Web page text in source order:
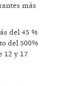
más
del 45 %
del 500%
12 y 17